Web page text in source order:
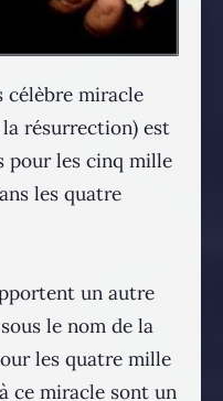
célèbre miracle
la résurrection) est
pour les cinq mille
les quatre
un autre
le nom de la
les quatre mille
ce miracle sont un